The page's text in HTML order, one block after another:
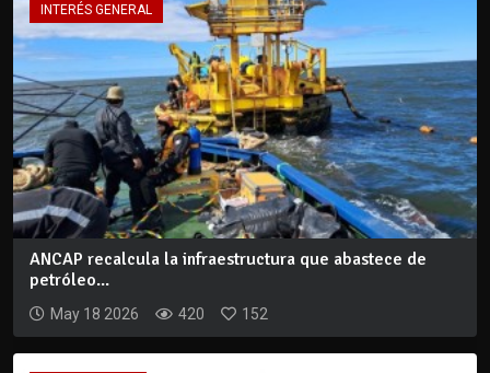
INTERÉS GENERAL
ANCAP recalcula la infraestructura que abastece de
petróleo...
May 18 2026 420 152